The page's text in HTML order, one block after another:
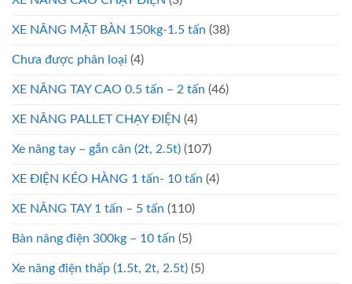
XE NÂNG MẶT BÀN 150kg-1.5 tấn (38)
Chưa được phân loại (4)
XE NÂNG TAY CAO 0.5 tấn – 2 tấn (46)
XE NÂNG PALLET CHẠY ĐIỆN (4)
Xe nâng tay – gắn cân (2t, 2.5t) (107)
XE ĐIỆN KÉO HÀNG 1 tấn- 10 tấn (4)
XE NÂNG TAY 1 tấn – 5 tấn (110)
Bàn nâng điện 300kg – 10 tấn (5)
Xe nâng điện thấp (1.5t, 2t, 2.5t) (5)